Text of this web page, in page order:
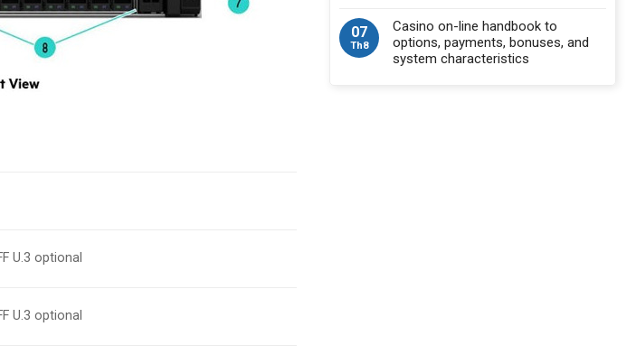
U.3 optional
U.3 optional
07
Th8
Casino on-line handbook to
options, payments, bonuses, and
system characteristics